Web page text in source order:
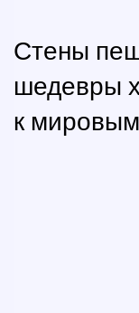
Стены
шедевры
к